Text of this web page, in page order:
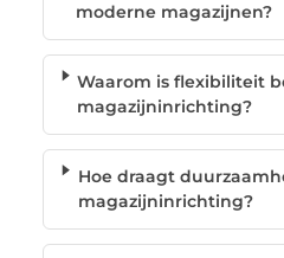
moderne magazijnen?
Waarom is flexibiliteit
magazijninrichting?
Hoe draagt
magazijninrichting?